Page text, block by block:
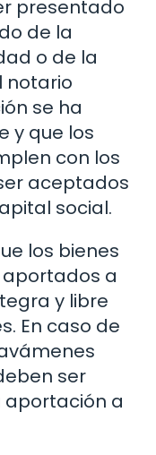
presentado
de la
o de la
notario
se ha
y que los
con los
aceptados
social.
los bienes
a
y libre
En caso de
ser
aportación a